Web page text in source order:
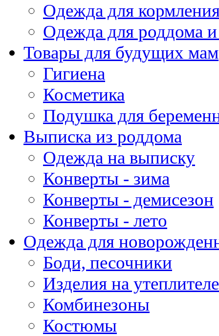
Одежда для
Одежда для роддома
Товары для будущих мам
Гигиена
Косметика
Подушка для
Выписка из роддома
Одежда на выписку
Конверты - зима
Конверты - демисезон
Конверты - лето
Одежда для
Боди, песочники
Изделия на утеплителе
Комбинезоны
Костюмы